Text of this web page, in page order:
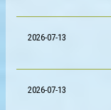
2026-07-13
2026-07-13